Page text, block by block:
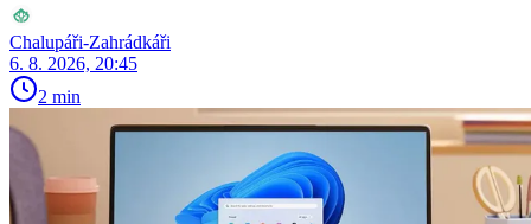
Chalupáři-Zahrádkáři
6. 8. 2026, 20:45
2 min